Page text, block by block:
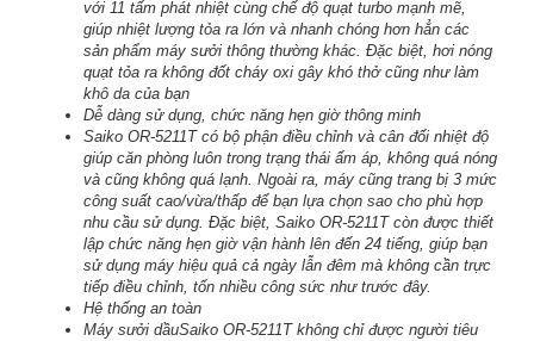
với 11 tấm phát nhiệt cùng chế độ quạt turbo mạnh mẽ,
giúp nhiệt lượng tỏa ra lớn và nhanh chóng hơn hẳn các
sản phẩm máy sưởi thông thường khác. Đặc biệt, hơi nóng
quạt tỏa ra không đốt cháy oxi gây khó thở cũng như làm
khô da của bạn
Dễ dàng sử dụng, chức năng hẹn giờ thông minh
Saiko OR-5211T có bộ phận điều chỉnh và cân đối nhiệt độ
giúp căn phòng luôn trong trạng thái ấm áp, không quá nóng
và cũng không quá lạnh. Ngoài ra, máy cũng trang bị 3 mức
công suất cao/vừa/thấp để bạn lựa chọn sao cho phù hợp
nhu cầu sử dụng. Đặc biệt, Saiko OR-5211T còn được thiết
lập chức năng hẹn giờ vận hành lên đến 24 tiếng, giúp bạn
sử dụng máy hiệu quả cả ngày lẫn đêm mà không cần trực
tiếp điều chỉnh, tốn nhiều công sức như trước đây.
Hệ thống an toàn
Máy sưởi dầuSaiko OR-5211T không chỉ được người tiêu